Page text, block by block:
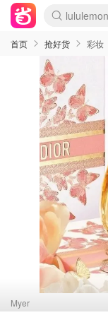
lululemon
Sasa美
SSENSE
Cettire降
Farfetch
WWS
viagogo
Myer清仓
The
David
Flannels
AMIRO返
Oweek抽
Amazon
eToro入
Amazon
ICONIC
Moose
丝芙兰5折
EUFY官
Trip机票
YSL送5件
Amazon
David
Amazon
雅漾大喷
过敏原检
伊索独家
科颜氏清
SEALIFE
丝塔芙大
订阅
Cult
Harrods
LN-CC奢
d'Alba空
EVE
Adore
CT圣诞日
Luxury
MOON
Tingo
Valentino
CR洗发
首页 抢好货 彩妆
Myer